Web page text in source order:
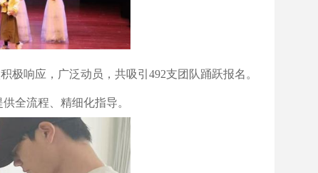
响应，广泛动员，共吸引492支团队踊跃报名。
全流程、精细化指导。